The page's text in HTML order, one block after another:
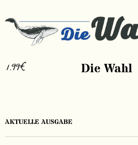
1.99€ Die Wahl
AKTUELLE AUSGABE